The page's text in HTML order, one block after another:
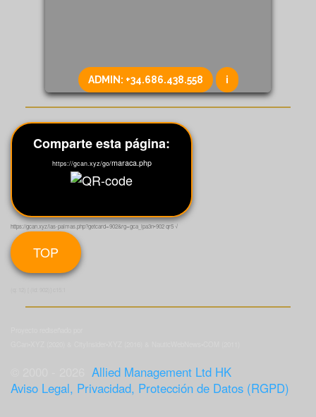
ADMIN: +34.686.438.558 i
Comparte esta página:
https://gcan.xyz/go/maraca.php
https://gcan.xyz/las-palmas.php?getcard=902&rg=gca_lpa3n•902 qr5 √
TOP
Allied Management Ltd HK
Aviso Legal, Privacidad, Protección de Datos (RGPD)